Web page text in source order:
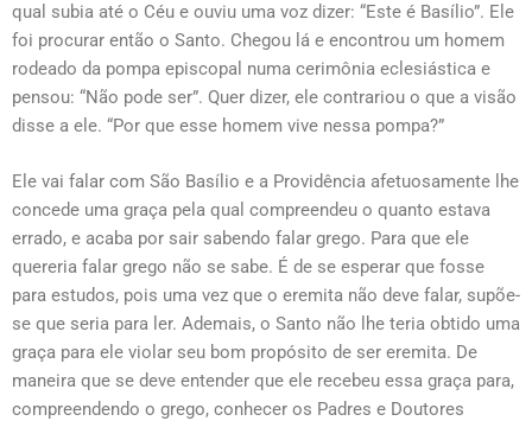
qual subia até o Céu e ouviu uma voz dizer: “Este é Basílio”. Ele
foi procurar então o Santo. Chegou lá e encontrou um homem
rodeado da pompa episcopal numa cerimônia eclesiástica e
pensou: “Não pode ser”. Quer dizer, ele contrariou o que a visão
disse a ele. “Por que esse homem vive nessa pompa?”
Ele vai falar com São Basílio e a Providência afetuosamente lhe
concede uma graça pela qual compreendeu o quanto estava
errado, e acaba por sair sabendo falar grego. Para que ele
quereria falar grego não se sabe. É de se esperar que fosse
para estudos, pois uma vez que o eremita não deve falar, supõe-
se que seria para ler. Ademais, o Santo não lhe teria obtido uma
graça para ele violar seu bom propósito de ser eremita. De
maneira que se deve entender que ele recebeu essa graça para,
compreendendo o grego, conhecer os Padres e Doutores